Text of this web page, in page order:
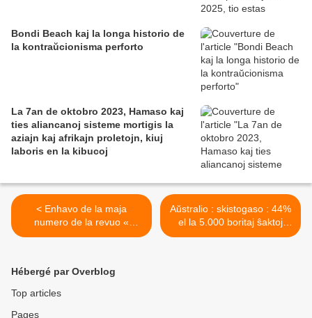
Bondi Beach kaj la longa historio de
la kontraŭcionisma perforto
La 7an de oktobro 2023, Hamaso kaj
ties aliancanoj sisteme mortigis la
aziajn kaj afrikajn proletojn, kiuj
laboris en la kibucoj
< Enhavo de la maja
numero de la revuo «
Esperanto »
Aŭstralio : skistogaso : 44%
el la 5.000 boritaj ŝaktoj
ellasas metanon >
Hébergé par Overblog
Top articles
Pages